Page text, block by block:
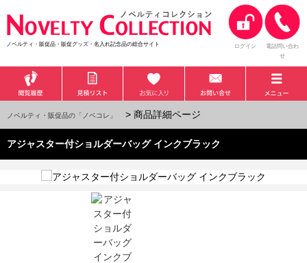
ノベルティ・販促品・販促グッズ・名入れ記念品の総合サイト ログイン
電話問い合わ
せ
ノベルティ・販促品の「ノベコレ」 > 商品詳細ページ
アジャスター付ショルダーバッグ インクブラック